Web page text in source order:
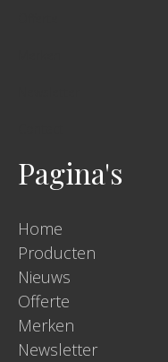
Pagina's
Home
Producten
Nieuws
Offerte
Merken
Newsletter